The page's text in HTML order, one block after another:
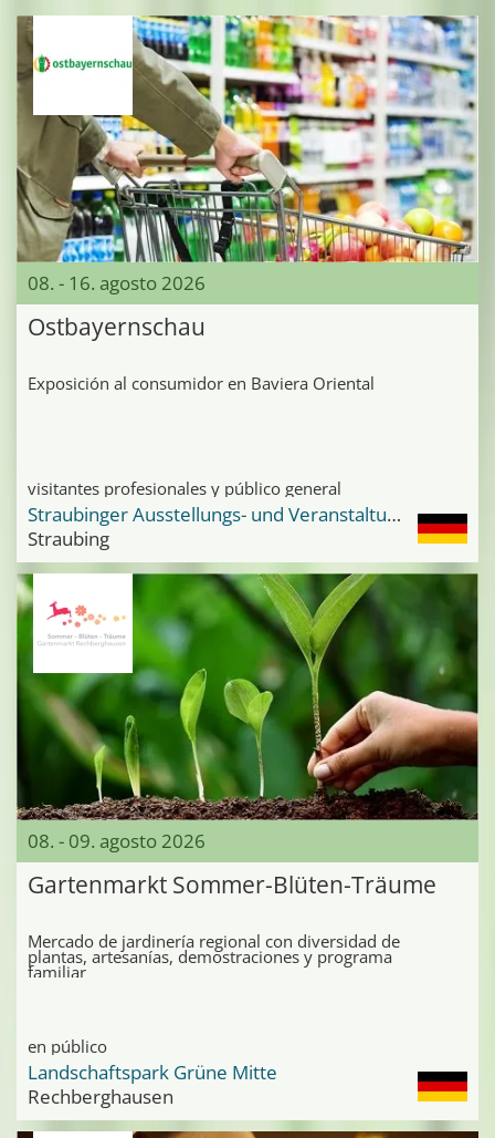
08. - 16. agosto 2026
Ostbayernschau
Exposición al consumidor en Baviera Oriental
visitantes profesionales y público general
Straubinger Ausstellungs- und Veranstaltungsgelände
Straubing
08. - 09. agosto 2026
Gartenmarkt Sommer-Blüten-Träume
Mercado de jardinería regional con diversidad de
plantas, artesanías, demostraciones y programa
familiar
en público
Landschaftspark Grüne Mitte
Rechberghausen